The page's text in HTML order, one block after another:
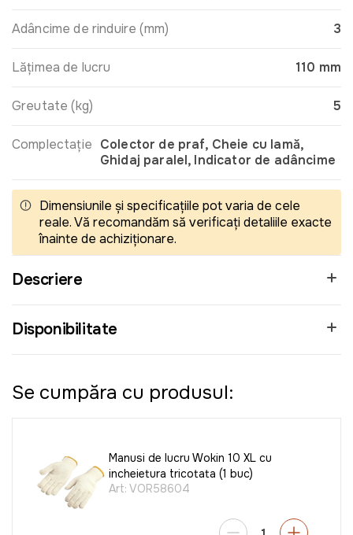
Adâncime de rinduire (mm) 3
Lățimea de lucru 110 mm
Greutate (kg) 5
Complectație Colector de praf, Cheie cu lamă,
Ghidaj paralel, Indicator de adâncime
Dimensiunile și specificațiile pot varia de cele
reale. Vă recomandăm să verificați detaliile exacte
înainte de achiziționare.
Descriere
Disponibilitate
Se cumpăra cu produsul:
Manusi de lucru Wokin 10 XL cu
incheietura tricotata (1 buc)
Art: VOR58604